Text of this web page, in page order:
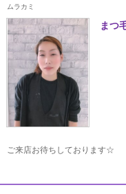
ムラカミ
まつ
ご来店お待ちしております☆